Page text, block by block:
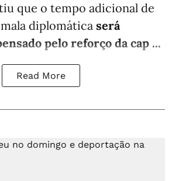
que o tempo adicional de
diplomática será
pelo reforço da cap ...
Read More